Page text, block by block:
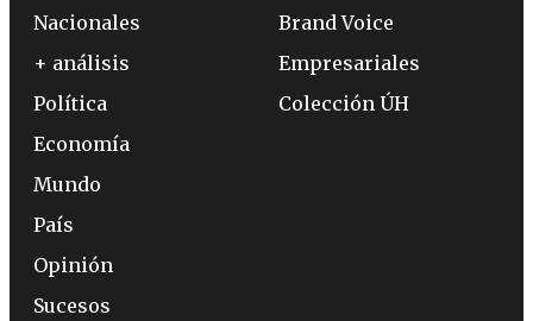
Nacionales
+ análisis
Política
Economía
Mundo
País
Opinión
Sucesos
Brand Voice
Empresariales
Colección ÚH